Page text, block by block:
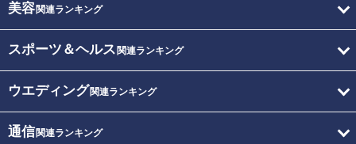
美容関連ランキング
スポーツ＆ヘルス 関連ランキング
ウエディング関連ランキング
通信関連ランキング